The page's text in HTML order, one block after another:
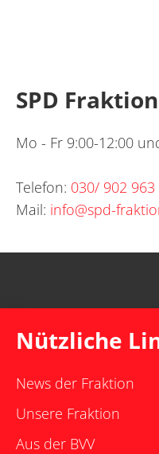
SPD
Mo - Fr 9:00-12:00
Telefon: 030/ 902 963
Mail: info@spd-
Nützliche
News der Fraktion
Unsere Fraktion
Aus der BVV